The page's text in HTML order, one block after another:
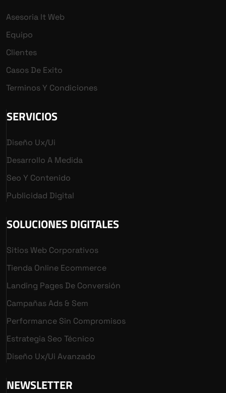
Asesoria It Web
Equipo
Clientes
Casos De Exito
Terminos Y Condiciones
SERVICIOS
Diseño Ux/ui
Desarrollo A Medida
Seo Y Contenido
Publicidad Digital
SOLUCIONES DIGITALES
Sitios Web Corporativos
Tienda Online Ecommerce
Landing Pages De Conversión
Campañas Ads & Sem
Performance Sin Compromisos
Estrategia Seo Técnico
Diseño Ux/ui Avanzado
NEWSLETTER